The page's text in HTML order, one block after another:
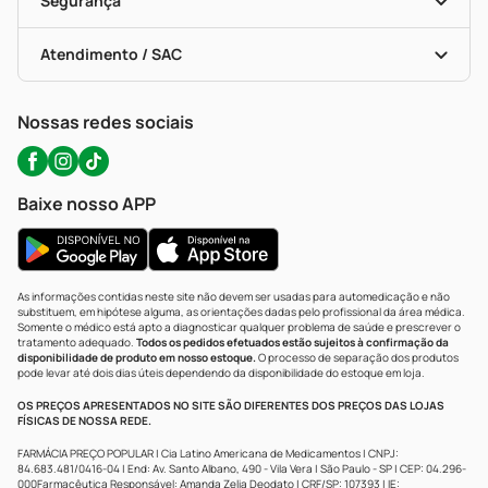
Troca E Devolução
Bulas De A A Z
Políticas De Marketplace
Testes Rápidos
Autoteste Covid-19
Certificado De Segurança
Portal Da Privacidade
Atendimento / SAC
WhatsApp (47) 9202-1687
Nossas redes sociais
Baixe nosso APP
As informações contidas neste site não devem ser usadas para automedicação e não
substituem, em hipótese alguma, as orientações dadas pelo profissional da área médica.
Somente o médico está apto a diagnosticar qualquer problema de saúde e prescrever o
tratamento adequado. Todos os pedidos efetuados estão sujeitos à confirmação da
disponibilidade de produto em nosso estoque.O processo de separação dos produtos
pode levar até dois dias úteis dependendo da disponibilidade do estoque em loja.
OS PREÇOS APRESENTADOS NO SITE SÃO DIFERENTES DOS PREÇOS DAS LOJAS
FÍSICAS DE NOSSA REDE.
FARMÁCIA PREÇO POPULAR | Cia Latino Americana de Medicamentos | CNPJ:
84.683.481/0416-04 | End: Av. Santo Albano, 490 - Vila Vera | São Paulo - SP | CEP: 04.296-
000Farmacêutica Responsável: Amanda Zelia Deodato | CRF/SP: 107393 | IE: